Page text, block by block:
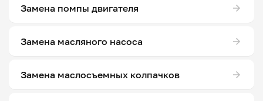
Замена помпы двигателя
Замена масляного насоса
Замена маслосъемных колпачков